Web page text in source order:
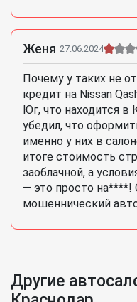
Женя 27.06.2024
Почему у таких не
кредит на Nissan
Юг, что находится
убедил, что
именно у них в
итоге стоимость
заоблачной, а
— это просто на****!
мошеннический
Другие